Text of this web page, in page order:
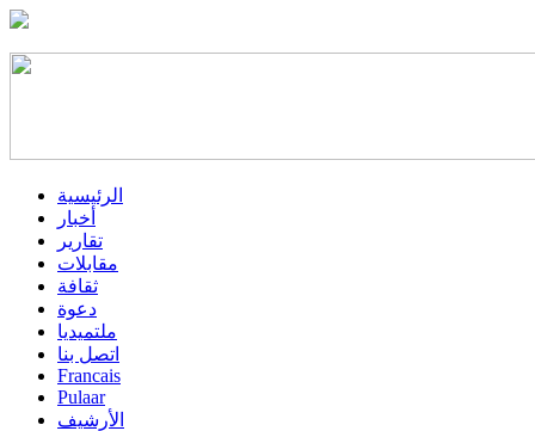
الرئيسية
أخبار
تقارير
مقابلات
ثقافة
دعوة
ملتميديا
اتصل بنا
Francais
Pulaar
الأرشيف